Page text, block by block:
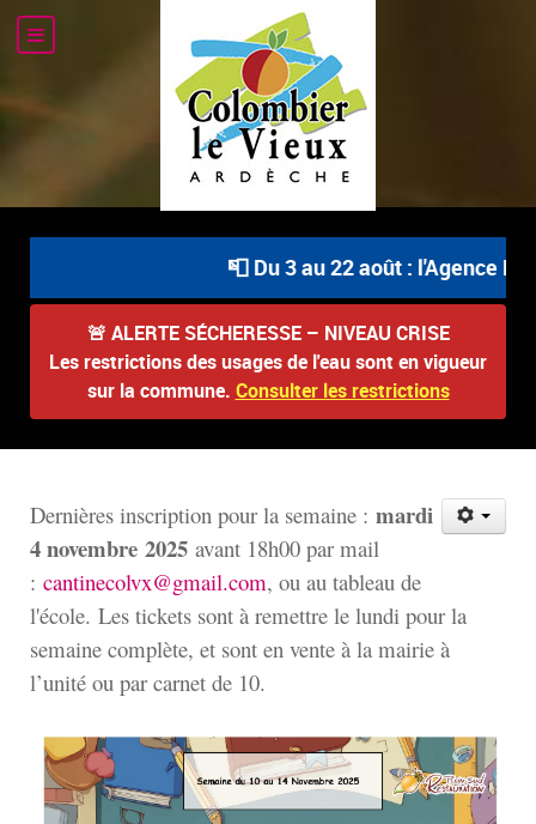
📮 Du 3 au 22 août : l'Agence
🚨 ALERTE SÉCHERESSE – NIVEAU CRISE
Les restrictions des usages de l'eau sont en vigueur
sur la commune. Consulter les restrictions
Dernières inscription pour la semaine : mardi
4 novembre 2025 avant 18h00 par mail
: cantinecolvx@gmail.com, ou au tableau de
l'école. Les tickets sont à remettre le lundi pour la
semaine complète, et sont en vente à la mairie à
l’unité ou par carnet de 10.